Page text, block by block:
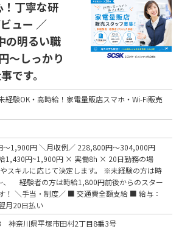
丁寧な研
ュー ／
の明るい職
〜しっかり
です。
経験OK・高時給！家電量販店スマホ・Wi-Fi販売
〜1,900円 ＼月収例／ 228,800円～304,000円
給1,430円~1,900円 × 実働8h × 20日勤務の場
スキルに応じて決定します。 ※未経験の方は時
、 経験者の方は時給1,800円前後からのスター
！ ＼手当・制度／ ■ 交通費全額支給 ■ 給与：
月20日払い
神奈川県平塚市田村2丁目8番3号